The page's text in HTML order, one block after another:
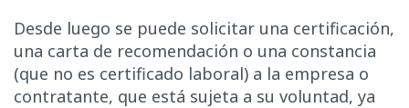
Desde luego se puede solicitar una certificación,
una carta de recomendación o una constancia
(que no es certificado laboral) a la empresa o
contratante, que está sujeta a su voluntad, ya